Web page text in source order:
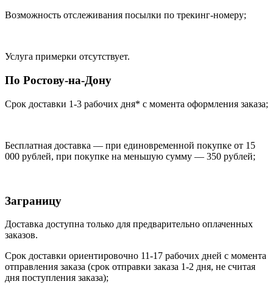
Возможность отслеживания посылки по трекинг-номеру;
Услуга примерки отсутствует.
По Ростову-на-Дону
Срок доставки 1-3 рабочих дня* с момента оформления заказа;
Бесплатная доставка — при единовременной покупке от 15
000 рублей, при покупке на меньшую сумму — 350 рублей;
Заграницу
Доставка доступна только для предварительно оплаченных
заказов.
Срок доставки ориентировочно 11-17 рабочих дней с момента
отправления заказа (срок отправки заказа 1-2 дня, не считая
дня поступления заказа);